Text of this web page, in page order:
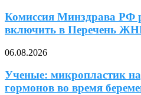
Комиссия Минздрава РФ
включить в Перечень
06.08.2026
Ученые: микропластик
гормонов во время